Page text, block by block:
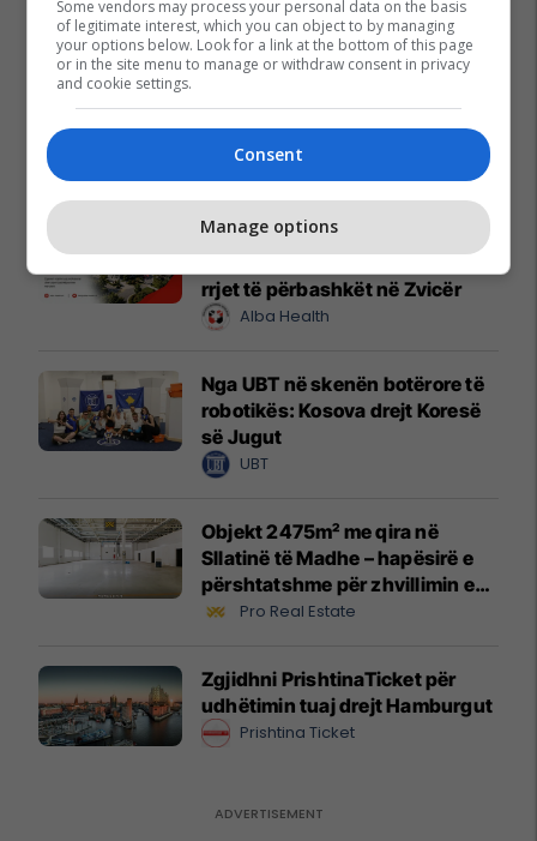
Reklamo këtu
Alba Health bashkon
profesionistët e kujdesit në një
rrjet të përbashkët në Zvicër
Alba Health
Nga UBT në skenën botërore të
robotikës: Kosova drejt Koresë
së Jugut
UBT
Objekt 2475m² me qira në
Sllatinë të Madhe – hapësirë e
përshtatshme për zhvillimin e
biznesit #16068
Pro Real Estate
Zgjidhni PrishtinaTicket për
udhëtimin tuaj drejt Hamburgut
Prishtina Ticket
Some vendors may process your personal data on the basis
of legitimate interest, which you can object to by managing
your options below. Look for a link at the bottom of this page
or in the site menu to manage or withdraw consent in privacy
and cookie settings.
Consent
Manage options